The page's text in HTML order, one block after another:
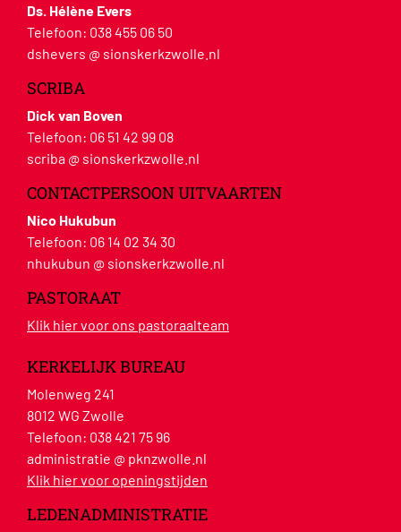
Ds. Hélène Evers
Telefoon: 038 455 06 50
dshevers @ sionskerkzwolle.nl
SCRIBA
Dick van Boven
Telefoon: 06 51 42 99 08
scriba @ sionskerkzwolle.nl
CONTACTPERSOON UITVAARTEN
Nico Hukubun
Telefoon: 06 14 02 34 30
nhukubun @ sionskerkzwolle.nl
PASTORAAT
Klik hier voor ons pastoraalteam
KERKELIJK BUREAU
Molenweg 241
8012 WG Zwolle
Telefoon: 038 421 75 96
administratie @ pknzwolle.nl
Klik hier voor openingstijden
LEDENADMINISTRATIE